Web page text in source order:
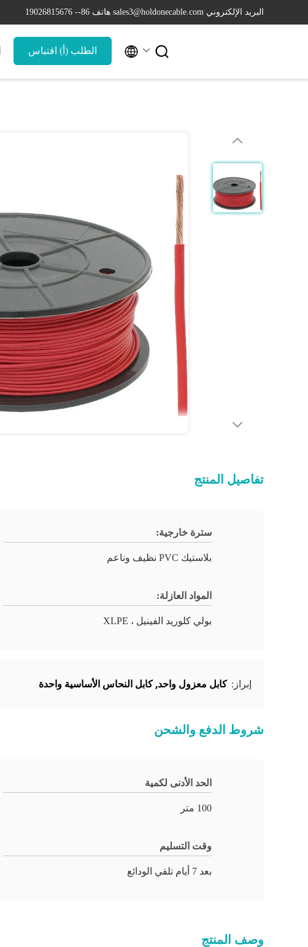
البريد الإلكتروني sales3@holdonecable.com هاتف 86-- 19026815676
الطلب (أ) اقتباس  
تفاصيل المنتج
سترة خارجية:
بلاستيك PVC نظيف وناعم
المواد العازلة:
بولي كلوريد الفينيل ، XLPE
إبراز: كابل معزول واحد,كابل النحاس الأساسية واحدة
شروط الدفع والشحن
الحد الأدنى لكمية
100 متر
وقت التسليم
بعد 7 أيام تلقي الودائع
وصف المنتج